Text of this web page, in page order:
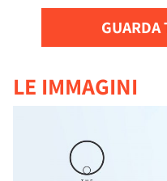
LE IMMAGINI